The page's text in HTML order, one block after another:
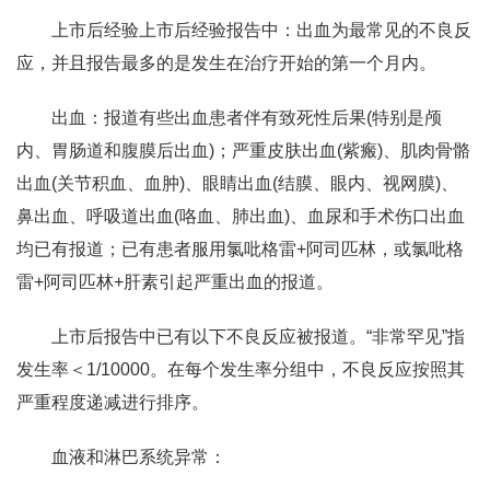
上市后经验上市后经验报告中：出血为最常见的不良反
应，并且报告最多的是发生在治疗开始的第一个月内。
出血：报道有些出血患者伴有致死性后果(特别是颅
内、胃肠道和腹膜后出血)；严重皮肤出血(紫瘢)、肌肉骨骼
出血(关节积血、血肿)、眼睛出血(结膜、眼内、视网膜)、
鼻出血、呼吸道出血(咯血、肺出血)、血尿和手术伤口出血
均已有报道；已有患者服用氯吡格雷+阿司匹林，或氯吡格
雷+阿司匹林+肝素引起严重出血的报道。
上市后报告中已有以下不良反应被报道。“非常罕见”指
发生率＜1/10000。在每个发生率分组中，不良反应按照其
严重程度递减进行排序。
血液和淋巴系统异常：